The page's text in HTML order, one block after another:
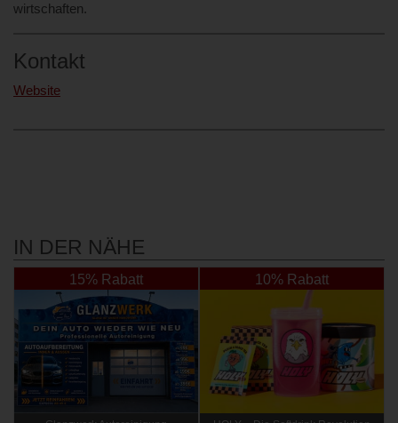
wirtschaften.
Kontakt
Website
IN DER NÄHE
15% Rabatt 10% Rabatt